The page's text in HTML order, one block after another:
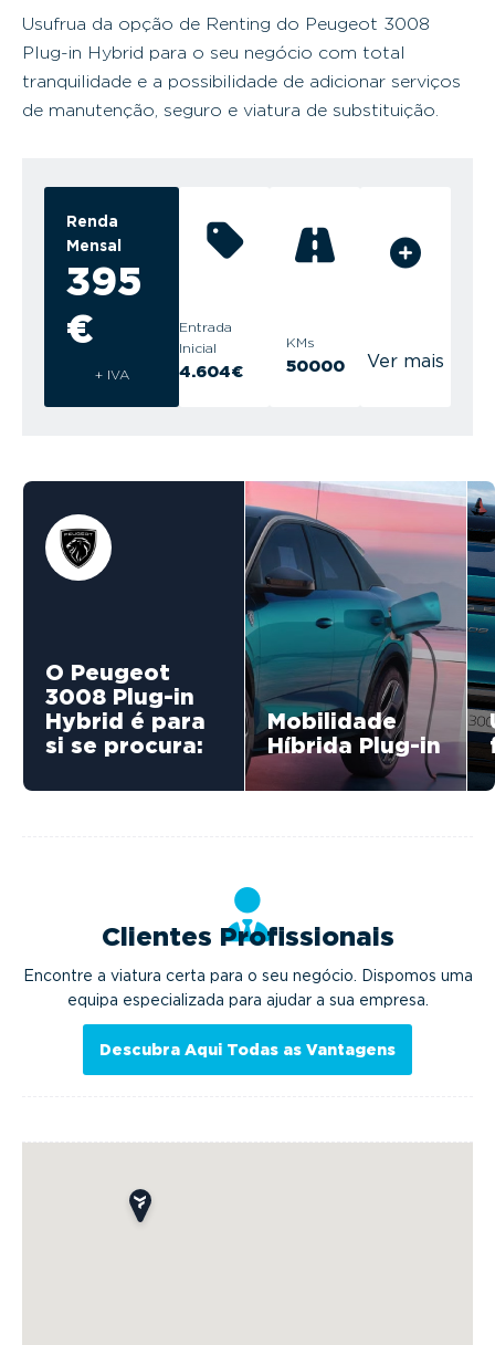
Usufrua da opção de Renting do Peugeot 3008
Plug-in Hybrid para o seu negócio com total
tranquilidade e a possibilidade de adicionar serviços
de manutenção, seguro e viatura de substituição.
Renda
Mensal
395
€
+ IVA
Entrada
Inicial
4.604€
KMs
50000 Ver mais
O Peugeot
3008 Plug-in
Hybrid é para
si se procura:
Mobilidade
Híbrida Plug-in
Clientes Profissionais
Encontre a viatura certa para o seu negócio. Dispomos uma
equipa especializada para ajudar a sua empresa.
Descubra Aqui Todas as Vantagens